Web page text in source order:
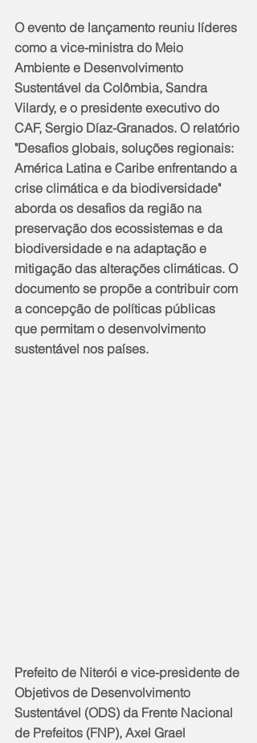
O evento de lançamento reuniu líderes
como a vice-ministra do Meio
Ambiente e Desenvolvimento
Sustentável da Colômbia, Sandra
Vilardy, e o presidente executivo do
CAF, Sergio Díaz-Granados. O relatório
"Desafios globais, soluções regionais:
América Latina e Caribe enfrentando a
crise climática e da biodiversidade"
aborda os desafios da região na
preservação dos ecossistemas e da
biodiversidade e na adaptação e
mitigação das alterações climáticas. O
documento se propõe a contribuir com
a concepção de políticas públicas
que permitam o desenvolvimento
sustentável nos países.
Prefeito de Niterói e vice-presidente de
Objetivos de Desenvolvimento
Sustentável (ODS) da Frente Nacional
de Prefeitos (FNP), Axel Grael